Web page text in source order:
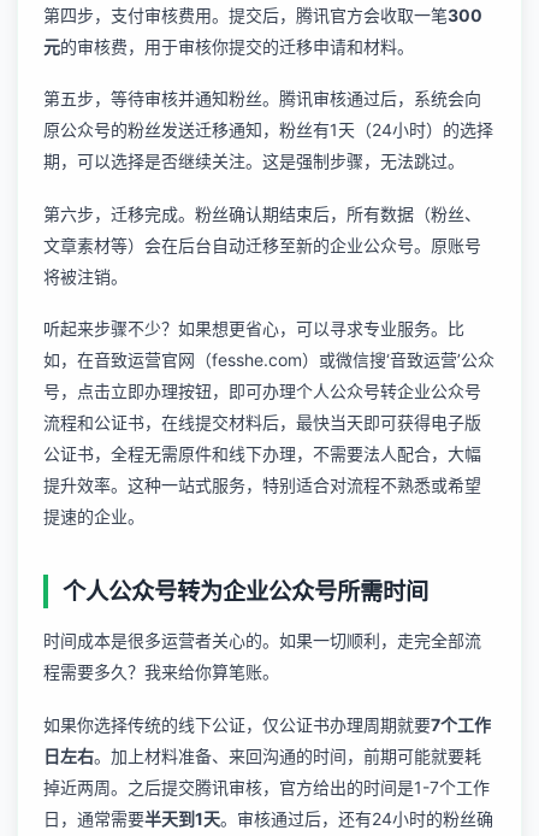
第四步，支付审核费用。提交后，腾讯官方会收取一笔300
元的审核费，用于审核你提交的迁移申请和材料。
第五步，等待审核并通知粉丝。腾讯审核通过后，系统会向
原公众号的粉丝发送迁移通知，粉丝有1天（24小时）的选择
期，可以选择是否继续关注。这是强制步骤，无法跳过。
第六步，迁移完成。粉丝确认期结束后，所有数据（粉丝、
文章素材等）会在后台自动迁移至新的企业公众号。原账号
将被注销。
听起来步骤不少？如果想更省心，可以寻求专业服务。比
如，在音致运营官网（fesshe.com）或微信搜‘音致运营’公众
号，点击立即办理按钮，即可办理个人公众号转企业公众号
流程和公证书，在线提交材料后，最快当天即可获得电子版
公证书，全程无需原件和线下办理，不需要法人配合，大幅
提升效率。这种一站式服务，特别适合对流程不熟悉或希望
提速的企业。
个人公众号转为企业公众号所需时间
时间成本是很多运营者关心的。如果一切顺利，走完全部流
程需要多久？我来给你算笔账。
如果你选择传统的线下公证，仅公证书办理周期就要7个工作
日左右。加上材料准备、来回沟通的时间，前期可能就要耗
掉近两周。之后提交腾讯审核，官方给出的时间是1-7个工作
日，通常需要半天到1天。审核通过后，还有24小时的粉丝确